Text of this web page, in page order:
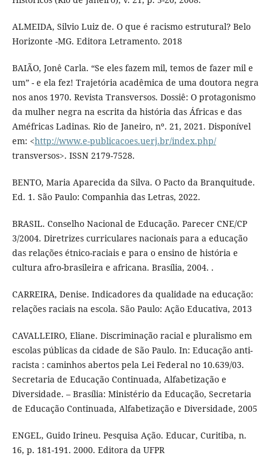
ALMEIDA, Silvio Luiz de. O que é racismo estrutural? Belo
Horizonte -MG. Editora Letramento. 2018
BAIÃO, Jonê Carla. “Se eles fazem mil, temos de fazer mil e
um” - e ela fez! Trajetória acadêmica de uma doutora negra
nos anos 1970. Revista Transversos. Dossiê: O protagonismo
da mulher negra na escrita da história das Áfricas e das
Améfricas Ladinas. Rio de Janeiro, nº. 21, 2021. Disponível
em: <http://www.e-publicacoes.uerj.br/index.php/
transversos>. ISSN 2179-7528.
BENTO, Maria Aparecida da Silva. O Pacto da Branquitude.
Ed. 1. São Paulo: Companhia das Letras, 2022.
BRASIL. Conselho Nacional de Educação. Parecer CNE/CP
3/2004. Diretrizes curriculares nacionais para a educação
das relações étnico-raciais e para o ensino de história e
cultura afro-brasileira e africana. Brasília, 2004. .
CARREIRA, Denise. Indicadores da qualidade na educação:
relações raciais na escola. São Paulo: Ação Educativa, 2013
CAVALLEIRO, Eliane. Discriminação racial e pluralismo em
escolas públicas da cidade de São Paulo. In: Educação anti-
racista : caminhos abertos pela Lei Federal no 10.639/03.
Secretaria de Educação Continuada, Alfabetização e
Diversidade. – Brasília: Ministério da Educação, Secretaria
de Educação Continuada, Alfabetização e Diversidade, 2005
ENGEL, Guido Irineu. Pesquisa Ação. Educar, Curitiba, n.
16, p. 181-191. 2000. Editora da UFPR